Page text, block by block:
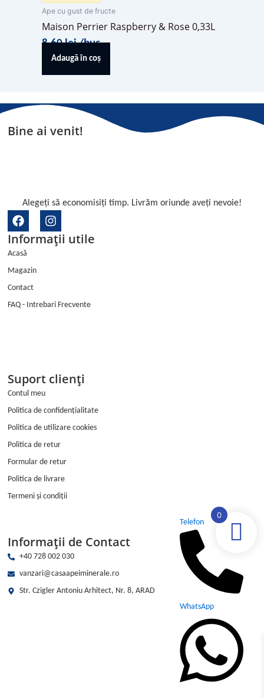
Ape cu gust de fructe
Maison Perrier Raspberry & Rose 0,33L
8,60lei/buc
Adaugă în coș
Bine ai venit!
Alegeți să economisiți timp. Livrăm oriunde aveți nevoie!
F
a
c
e
o
o
k
I
n
s
a
m
Informații utile
Acasă
Magazin
Contact
FAQ - Intrebari Frecvente
Suport clienți
Contul meu
Politica de confidențialitate
Politica de utilizare cookies
Politica de retur
Formular de retur
Politica de livrare
Termeni și condiții
Informații de Contact
+40 728 002 030
vanzari@casaapeiminerale.ro
Str. Czigler Antoniu Arhitect, Nr. 8, ARAD
0
Telefon
WhatsApp